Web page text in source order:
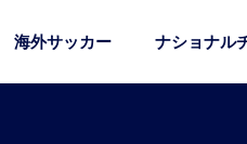
海外サッカー ナショナル